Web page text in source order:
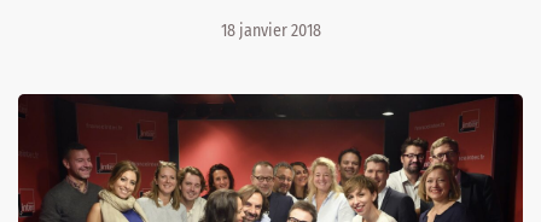
18 janvier 2018